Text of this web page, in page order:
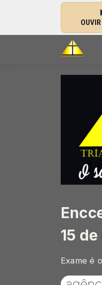
15
Exame é